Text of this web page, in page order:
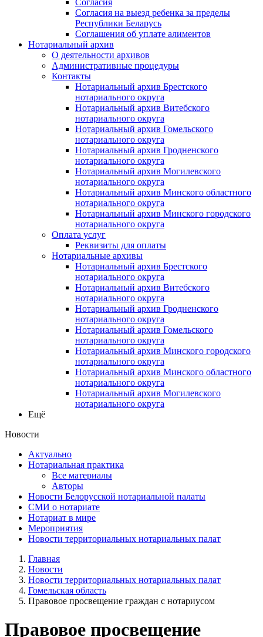
Согласия на выезд ребенка за пределы
Республики Беларусь
Соглашения об уплате алиментов
Нотариальный архив
О деятельности архивов
Административные процедуры
Контакты
Нотариальный архив Брестского
нотариального округа
Нотариальный архив Витебского
нотариального округа
Нотариальный архив Гомельского
нотариального округа
Нотариальный архив Гродненского
нотариального округа
Нотариальный архив Могилевского
нотариального округа
Нотариальный архив Минского областного
нотариального округа
Нотариальный архив Минского городского
нотариального округа
Оплата услуг
Реквизиты для оплаты
Нотариальные архивы
Нотариальный архив Брестского
нотариального округа
Нотариальный архив Витебского
нотариального округа
Нотариальный архив Гродненского
нотариального округа
Нотариальный архив Гомельского
нотариального округа
Нотариальный архив Минского городского
нотариального округа
Нотариальный архив Минского областного
нотариального округа
Нотариальный архив Могилевского
нотариального округа
Ещё
Новости
Актуально
Нотариальная практика
Все материалы
Авторы
Новости Белорусской нотариальной палаты
СМИ о нотариате
Нотариат в мире
Мероприятия
Новости территориальных нотариальных палат
Главная
Новости
Новости территориальных нотариальных палат
Гомельская область
Правовое просвещение граждан с нотариусом
Правовое просвещение